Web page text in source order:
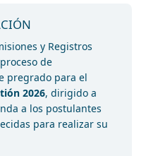
y Registros
de
pregrado para el
2026, dirigido a
a los postulantes
para realizar su